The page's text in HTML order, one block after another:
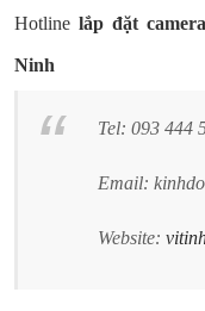
Hotline lắp đặt
Ninh
Tel: 093 444
Email:
Website: